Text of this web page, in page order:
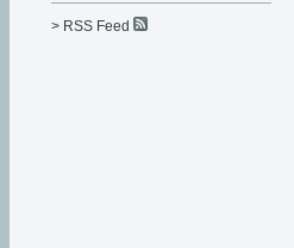
> RSS Feed